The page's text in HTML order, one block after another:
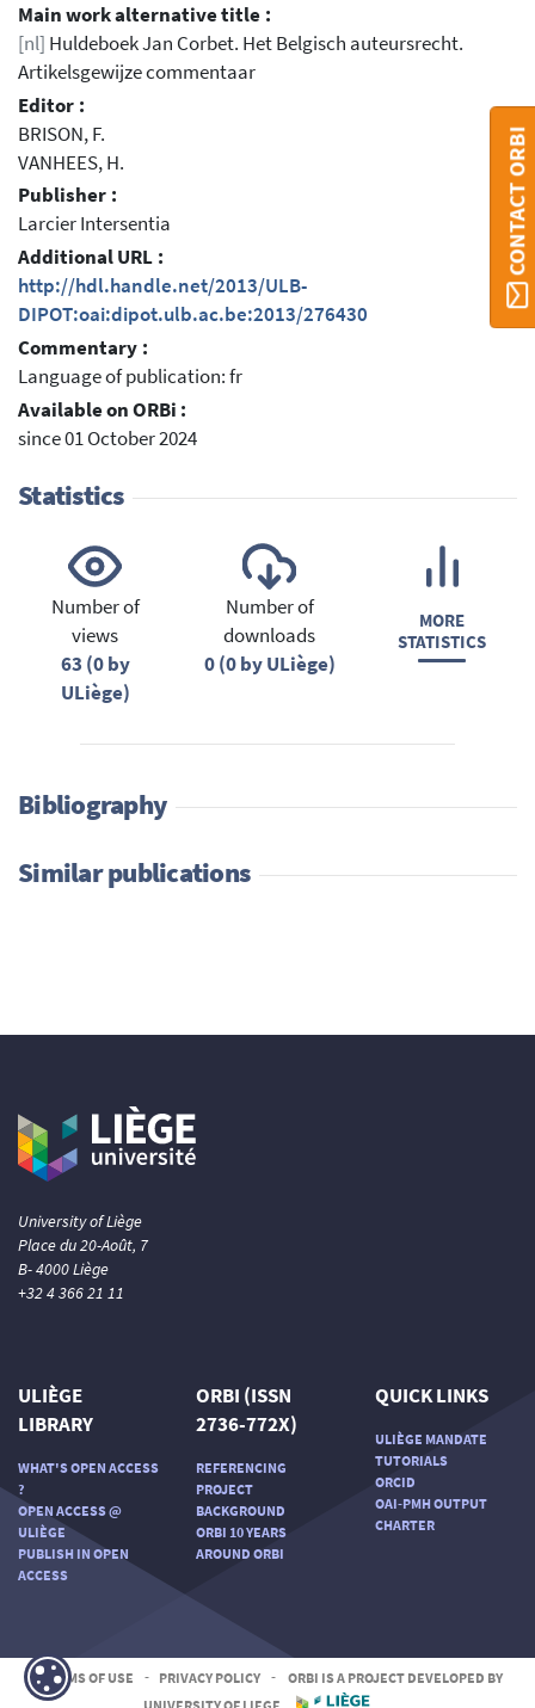
Main work alternative title :
[nl] Huldeboek Jan Corbet. Het Belgisch auteursrecht.
Artikelsgewijze commentaar
Editor :
BRISON, F.
VANHEES, H.
Publisher :
Larcier Intersentia
Additional URL :
http://hdl.handle.net/2013/ULB-
DIPOT:oai:dipot.ulb.ac.be:2013/276430
Commentary :
Language of publication: fr
Available on ORBi :
since 01 October 2024
Statistics
Number of
views
63 (0 by
ULiège)
Number of
downloads
0 (0 by ULiège)
MORE
STATISTICS
Bibliography
Similar publications
CONTACT ORBI
University of Liège
Place du 20-Août, 7
B- 4000 Liège
+32 4 366 21 11
ULIÈGE
LIBRARY
WHAT'S OPEN ACCESS
?
OPEN ACCESS @
ULIÈGE
PUBLISH IN OPEN
ACCESS
ORBI (ISSN
2736-772X)
REFERENCING
PROJECT
BACKGROUND
ORBI 10 YEARS
AROUND ORBI
QUICK LINKS
ULIÈGE MANDATE
TUTORIALS
ORCID
OAI-PMH OUTPUT
CHARTER
TERMS OF USE - PRIVACY POLICY -
ORBI IS A PROJECT DEVELOPED BY